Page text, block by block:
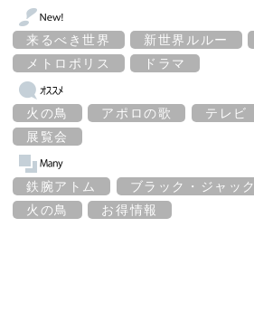
来るべき世界 新世界ルルー
メトロポリス
ドラマ
火の鳥 アポロの歌 テレビ
展覧会
鉄腕アトム ブラック・ジャック
火の鳥
お得情報